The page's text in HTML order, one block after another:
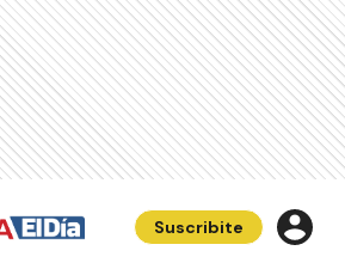
Suscribite